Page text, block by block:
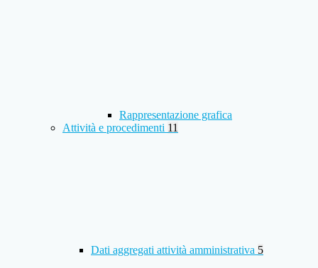
Rappresentazione grafica
Attività e procedimenti 11
Dati aggregati attività amministrativa 5